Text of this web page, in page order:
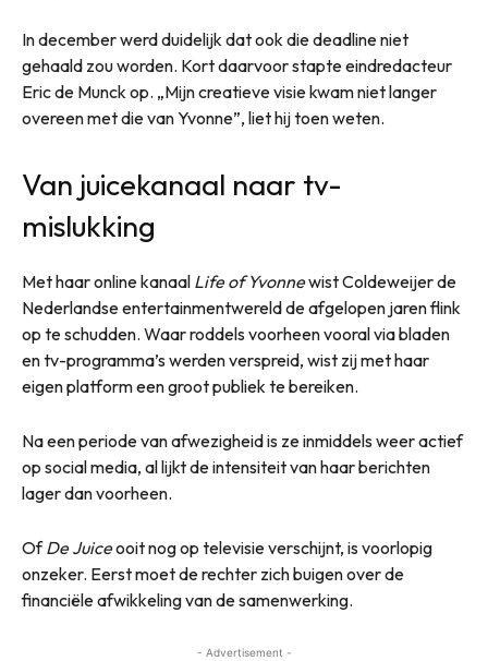
In december werd duidelijk dat ook die deadline niet
gehaald zou worden. Kort daarvoor stapte eindredacteur
Eric de Munck op. „Mijn creatieve visie kwam niet langer
overeen met die van Yvonne”, liet hij toen weten.
Van juicekanaal naar tv-
mislukking
Met haar online kanaal Life of Yvonnewist Coldeweijer de
Nederlandse entertainmentwereld de afgelopen jaren flink
op te schudden. Waar roddels voorheen vooral via bladen
en tv-programma’s werden verspreid, wist zij met haar
eigen platform een groot publiek te bereiken.
Na een periode van afwezigheid is ze inmiddels weer actief
op social media, al lijkt de intensiteit van haar berichten
lager dan voorheen.
OfDe Juiceooit nog op televisie verschijnt, is voorlopig
onzeker. Eerst moet de rechter zich buigen over de
financiële afwikkeling van de samenwerking.
- Advertisement -